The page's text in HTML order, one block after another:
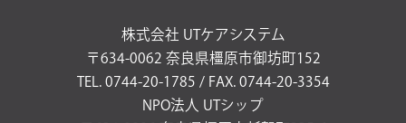
株式会社 UTケアシステム
〒634-0062 奈良県橿原市御坊町152
TEL. 0744-20-1785 / FAX. 0744-20-3354
NPO法人 UTシップ